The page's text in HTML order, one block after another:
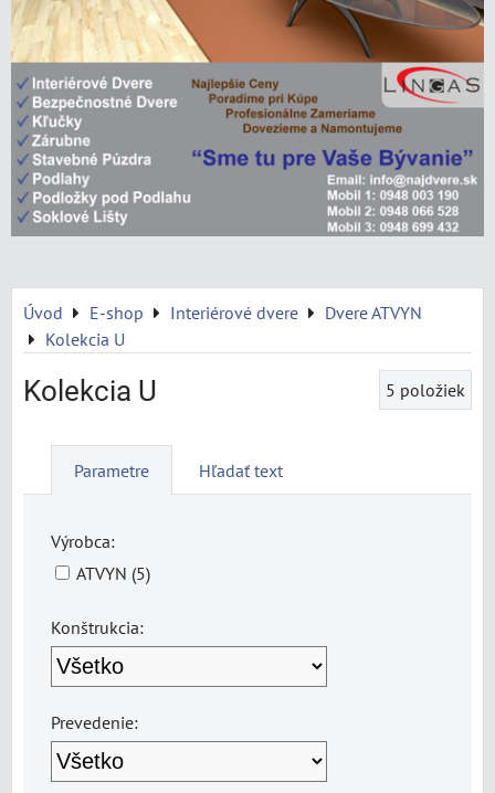
Úvod E-shop Interiérové dvere
Dvere ATVYN
Kolekcia U
Kolekcia U 5 položiek
Parametre Hľadať text
Výrobca:
ATVYN (5)
Konštrukcia:
Prevedenie: